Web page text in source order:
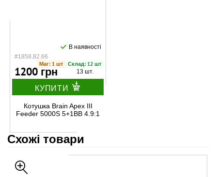
#1858.82.66
В наявності
Маг: 1 шт Склад: 12 шт
1200 грн 13 шт.
КУПИТИ
Котушка Brain Apex III
Feeder 5000S 5+1BB 4.9:1
Схожі товари